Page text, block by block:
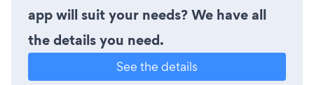
app will suit your needs? We have all
the details you need.
See the details